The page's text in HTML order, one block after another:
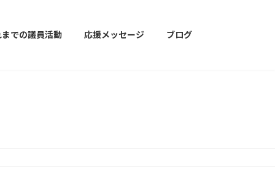
での議員活動 応援メッセージ ブログ